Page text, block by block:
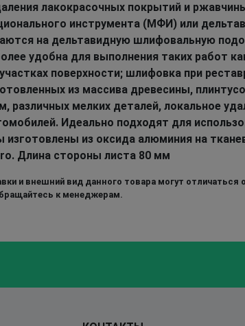
лакокрасочных покрытий и
инструмента (МФИ) или
на дельтавидную шлифовальную
удобна для выполнения таких работ
поверхности; шлифовка при
из массива древесины,
различных мелких деталей, локальное
Идеально подходят для
изготовлены из оксида алюминия на
Длина стороны листа 80 мм
и внешний вид данного товара могут отличаться
к менеджерам.